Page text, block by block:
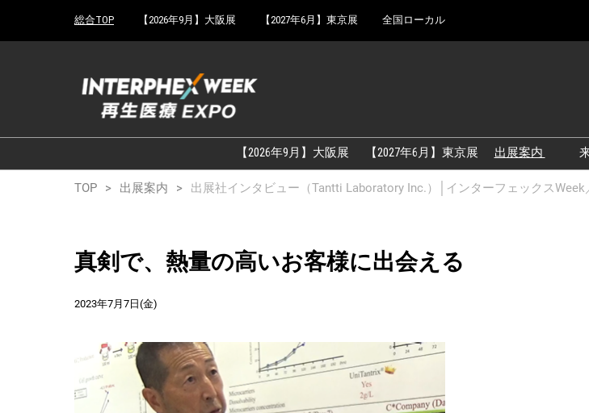
キ
し
to
総合TOP 【2026年9月】大阪展 【2027年6月】東京展 全国ローカル
【2026年9月】大阪展 【2027年6月】東京展 出展案内
アカデミッ
TOP 出展案内 出展社インタビュー（Tantti Laboratory Inc.）│インターフェックスWeek
真剣で、熱量の高いお客様に出会える
2023年7月7日(金)